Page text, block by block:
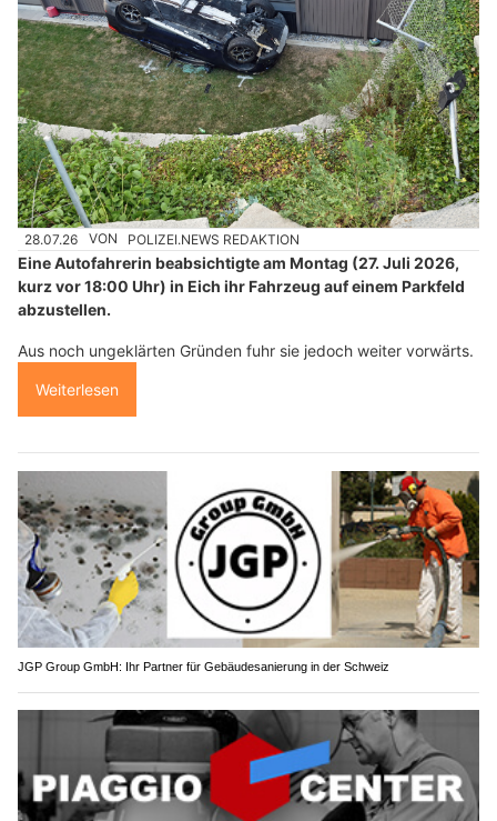
28.07.26 VON POLIZEI.NEWS REDAKTION
Eine Autofahrerin beabsichtigte am Montag (27. Juli 2026,
kurz vor 18:00 Uhr) in Eich ihr Fahrzeug auf einem Parkfeld
abzustellen.
Aus noch ungeklärten Gründen fuhr sie jedoch weiter vorwärts.
Weiterlesen
JGP Group GmbH: Ihr Partner für Gebäudesanierung in der Schweiz